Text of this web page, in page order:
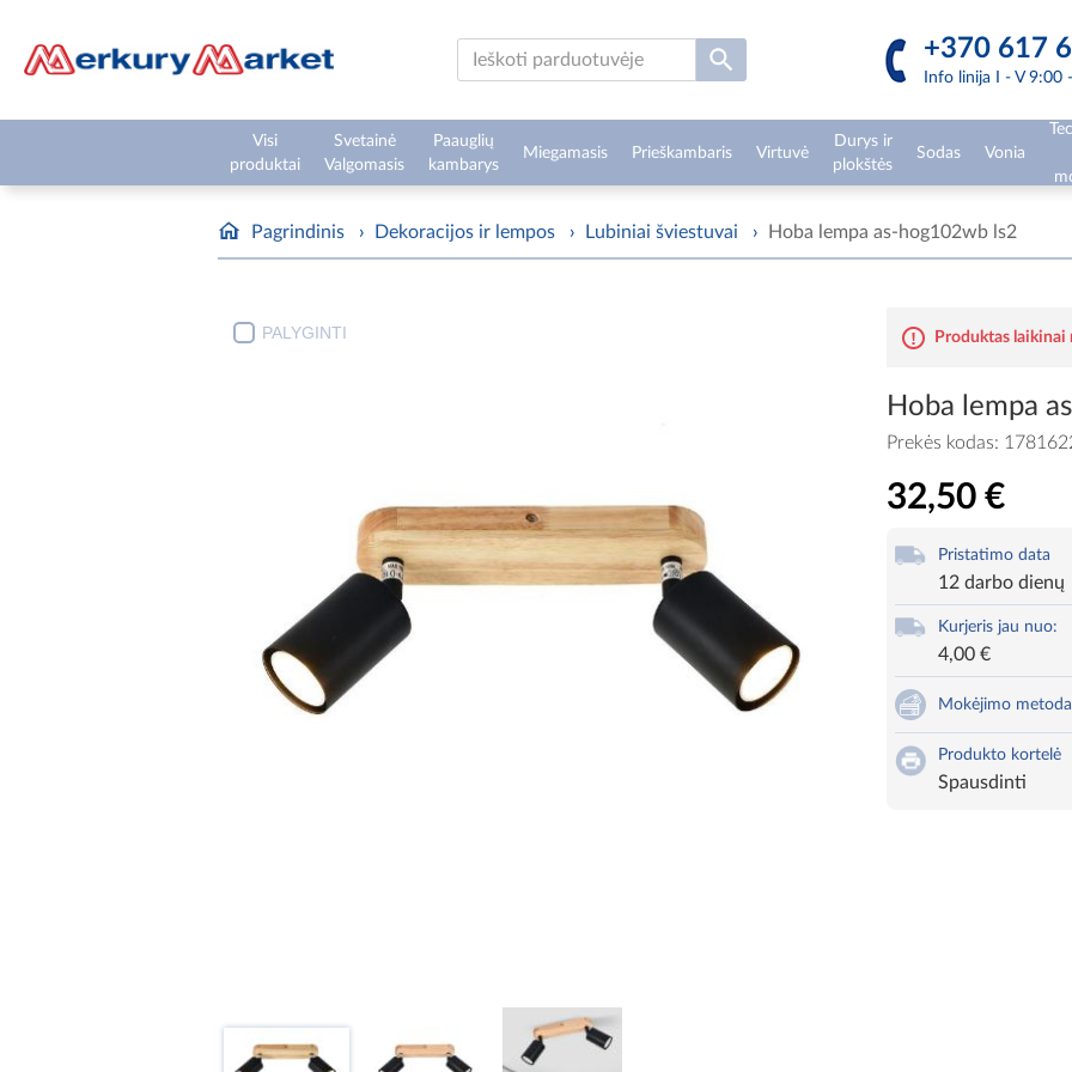
+370 617
Info linija I - V 9:00
Visi
produktai
Svetainė
Valgomasis
Paauglių
kambarys
Miegamasis Prieškambaris Virtuvė
Durys ir
plokštės
Sodas Vonia
Pagrindinis › Dekoracijos ir lempos › Lubiniai šviestuvai › Hoba lempa as-hog102wb ls2
PALYGINTI Produktas laikinai
Hoba lempa
Prekės kodas:
32,50 €
Pristatimo data
12 darbo dienų
Kurjeris jau nuo:
4,00 €
Mokėjimo
Produkto kortelė
Spausdinti